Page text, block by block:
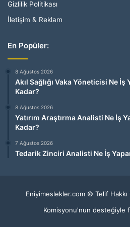
Gizlilik Politikası
İletişim & Reklam
En Popüler:
8 Ağustos 2026
Akıl Sağlığı Vaka Yöneticisi Ne İş
Kadar?
8 Ağustos 2026
Yatırım Araştırma Analisti Ne İş
Kadar?
7 Ağustos 2026
Tedarik Zinciri Analisti Ne İş
Eniyimeslekler.com © Telif
Komisyonu'nun desteğiyle